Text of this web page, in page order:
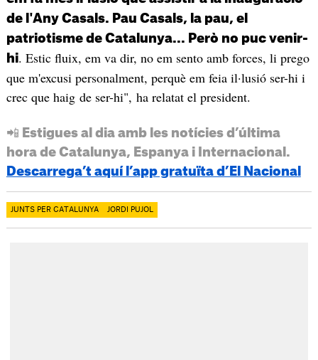
de l'Any Casals. Pau Casals, la pau, el
patriotisme de Catalunya... Però no puc venir-
hi. Estic fluix, em va dir, no em sento amb forces, li prego
que m'excusi personalment, perquè em feia il·lusió ser-hi i
crec que haig de ser-hi", ha relatat el president.
📲 Estigues al dia amb les notícies d’última
hora de Catalunya, Espanya i Internacional.
Descarrega’t aquí l’app gratuïta d’El Nacional
JUNTS PER CATALUNYA JORDI PUJOL